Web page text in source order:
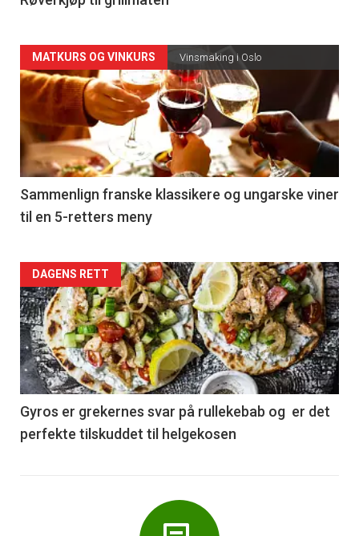
Forsiden
akkurat
nå
-
5
MATKURS OG VINKURS Vinsmaking i Oslo
Sammenlign franske klassikere og ungarske viner
til en 5-retters meny
Forsiden
akkurat
nå
-
6
DAGENS RETT
Gyros er grekernes svar på rullekebab og er det
perfekte tilskuddet til helgekosen